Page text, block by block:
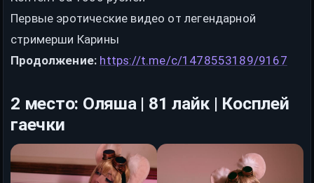
Первые эротические видео от легендарной
стримерши Карины
Продолжение: https://t.me/c/1478553189/9167
2 место: Оляша | 81 лайк | Косплей
гаечки